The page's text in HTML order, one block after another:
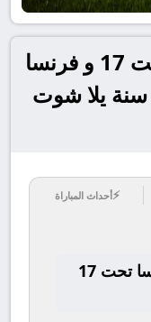
بث مباشر مباراة بلجيكا تحت 17 و فرنسا
تحت 17 في يورو تحت 17 سنة يلا شوت
⚡أحداث المباراة
مباراة بلجيكا تحت 17 و فرنسا تحت 17